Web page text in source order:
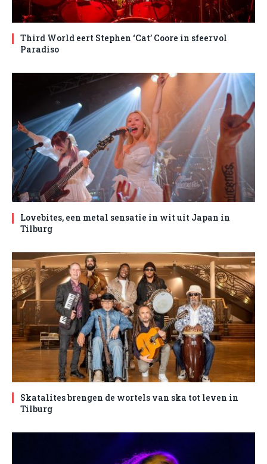
Third World eert Stephen ‘Cat’ Coore in sfeervol
Paradiso
Lovebites, een metal sensatie in wit uit Japan in
Tilburg
Skatalites brengen de wortels van ska tot leven in
Tilburg